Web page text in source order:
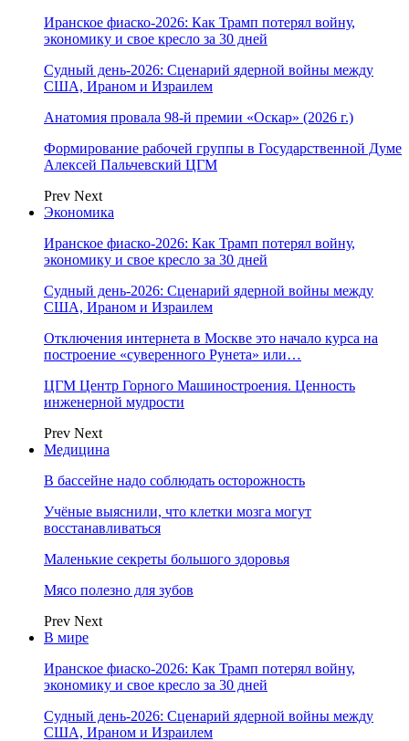
Иранское фиаско-2026: Как Трамп потерял войну,
экономику и свое кресло за 30 дней
Судный день-2026: Сценарий ядерной войны между
США, Ираном и Израилем
Анатомия провала 98-й премии «Оскар» (2026 г.)
Формирование рабочей группы в Государственной Думе
Алексей Пальчевский ЦГМ
Prev Next
Экономика
Иранское фиаско-2026: Как Трамп потерял войну,
экономику и свое кресло за 30 дней
Судный день-2026: Сценарий ядерной войны между
США, Ираном и Израилем
Отключения интернета в Москве это начало курса на
построение «суверенного Рунета» или…
ЦГМ Центр Горного Машиностроения. Ценность
инженерной мудрости
Prev Next
Медицина
В бассейне надо соблюдать осторожность
Учёные выяснили, что клетки мозга могут
восстанавливаться
Маленькие секреты большого здоровья
Мясо полезно для зубов
Prev Next
В мире
Иранское фиаско-2026: Как Трамп потерял войну,
экономику и свое кресло за 30 дней
Судный день-2026: Сценарий ядерной войны между
США, Ираном и Израилем